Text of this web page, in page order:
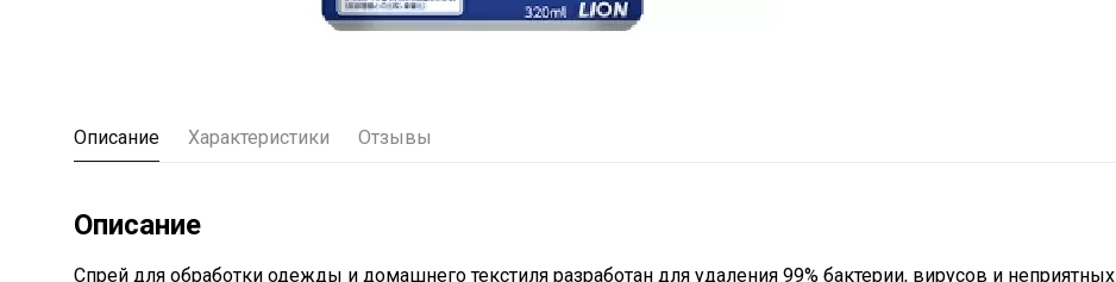
Описание Характеристики Отзывы
Описание
Спрей для обработки одежды и домашнего текстиля разработан для удаления 99% бактерии, вирусов и неприятных